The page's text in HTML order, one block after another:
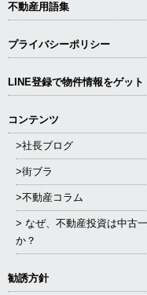
不動産用語集
プライバシーポリシー
LINE登録で物件情報をゲット
コンテンツ
>社長ブログ
>街ブラ
>不動産コラム
> なぜ、不動産投資は中古
か？
勧誘方針